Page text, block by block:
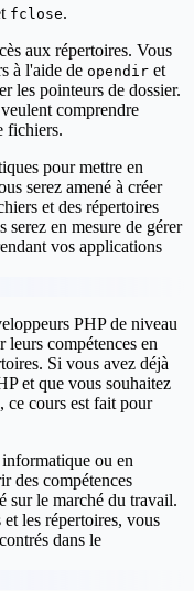
fclose.
aux répertoires. Vous
à l'aide de opendir et
les pointeurs de dossier.
comprendre
fichiers.
pour mettre en
serez amené à créer
et des répertoires
en mesure de gérer
vos applications
PHP de niveau
compétences en
Si vous avez déjà
et que vous souhaitez
ce cours est fait pour
ou en
des compétences
sur le marché du travail.
les répertoires, vous
dans le